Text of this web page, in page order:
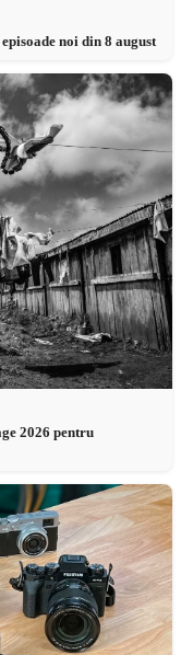
noi din 8 august
2026 pentru